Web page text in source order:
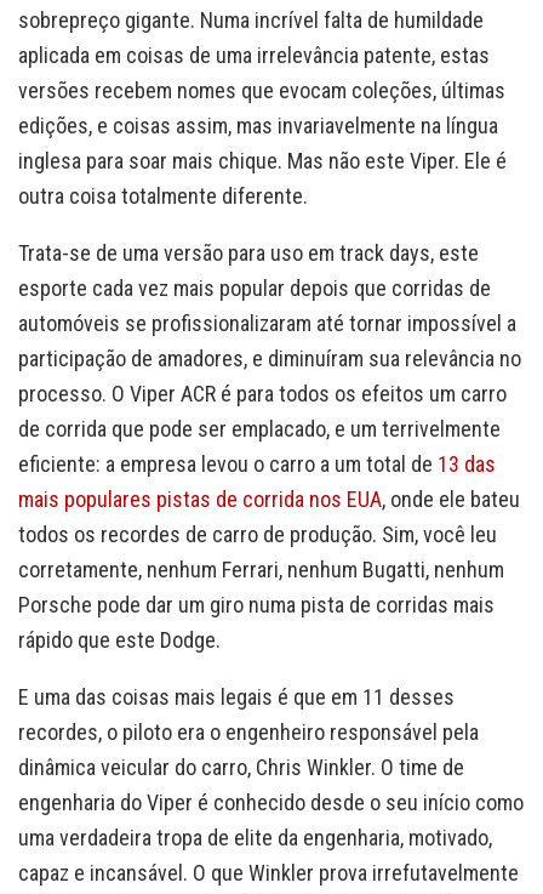
sobrepreço gigante. Numa incrível falta de humildade
aplicada em coisas de uma irrelevância patente, estas
versões recebem nomes que evocam coleções, últimas
edições, e coisas assim, mas invariavelmente na língua
inglesa para soar mais chique. Mas não este Viper. Ele é
outra coisa totalmente diferente.
Trata-se de uma versão para uso em track days, este
esporte cada vez mais popular depois que corridas de
automóveis se profissionalizaram até tornar impossível a
participação de amadores, e diminuíram sua relevância no
processo. O Viper ACR é para todos os efeitos um carro
de corrida que pode ser emplacado, e um terrivelmente
eficiente: a empresa levou o carro a um total de 13 das
mais populares pistas de corrida nos EUA, onde ele bateu
todos os recordes de carro de produção. Sim, você leu
corretamente, nenhum Ferrari, nenhum Bugatti, nenhum
Porsche pode dar um giro numa pista de corridas mais
rápido que este Dodge.
E uma das coisas mais legais é que em 11 desses
recordes, o piloto era o engenheiro responsável pela
dinâmica veicular do carro, Chris Winkler. O time de
engenharia do Viper é conhecido desde o seu início como
uma verdadeira tropa de elite da engenharia, motivado,
capaz e incansável. O que Winkler prova irrefutavelmente